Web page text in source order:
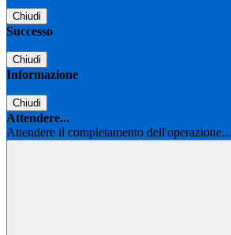
Chiudi
Successo
Chiudi
Informazione
Chiudi
Attendere...
Attendere il completamento dell'operazione...